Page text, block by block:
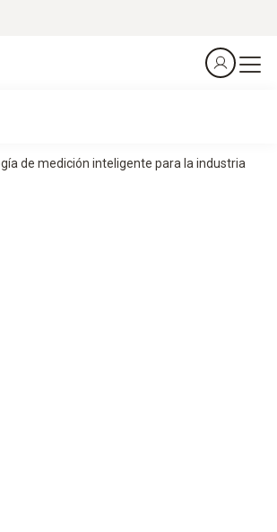
de medición inteligente para la industria